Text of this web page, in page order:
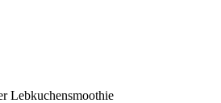
Lebkuchensmoothie